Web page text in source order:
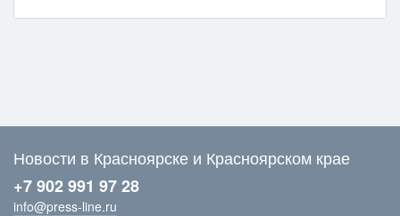
Новости в Красноярске и Красноярском крае
+7 902 991 97 28
info@press-line.ru